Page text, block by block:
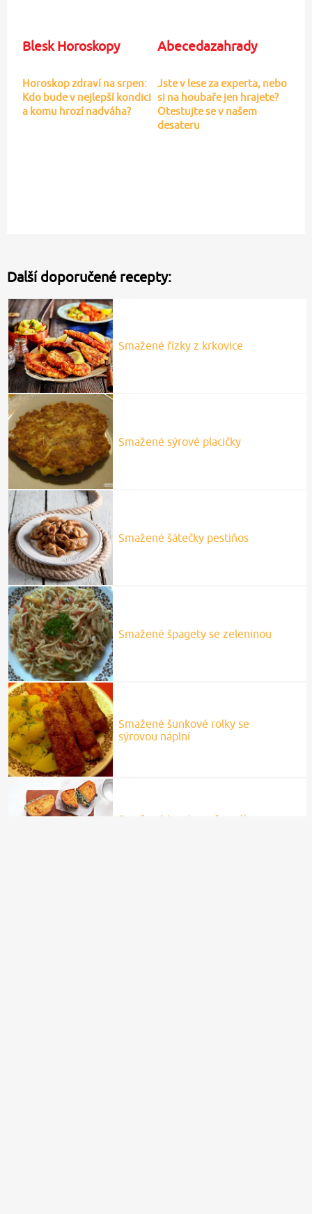
Blesk Horoskopy
Horoskop zdraví na srpen:
Kdo bude v nejlepší kondici
a komu hrozí nadváha?
Abecedazahrady
Jste v lese za experta, nebo
si na houbaře jen hrajete?
Otestujte se v našem
desateru
Další doporučené recepty:
Smažené řízky z krkovice
Smažené sýrové placičky
Smažené šátečky pestiňos
Smažené špagety se zeleninou
Smažené šunkové rolky se
sýrovou náplní
Smažené toasty se špenátem a